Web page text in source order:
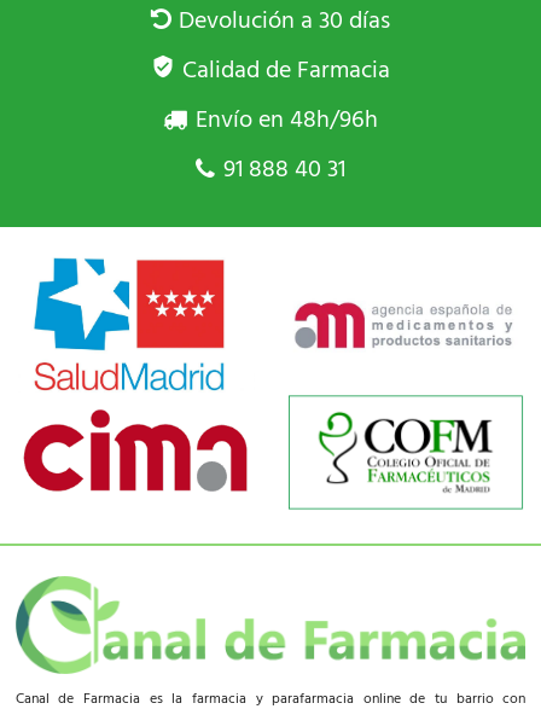
Devolución a 30 días
Calidad de Farmacia
Envío en 48h/96h
91 888 40 31
Canal de Farmacia es la farmacia y parafarmacia online de tu barrio con